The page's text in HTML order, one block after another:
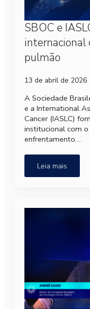
SBOC e
internacional
pulmão
13 de abril de 2026
A Sociedade
e a International
Cancer (IASLC)
institucional com
enfrentamento…
Leia mais